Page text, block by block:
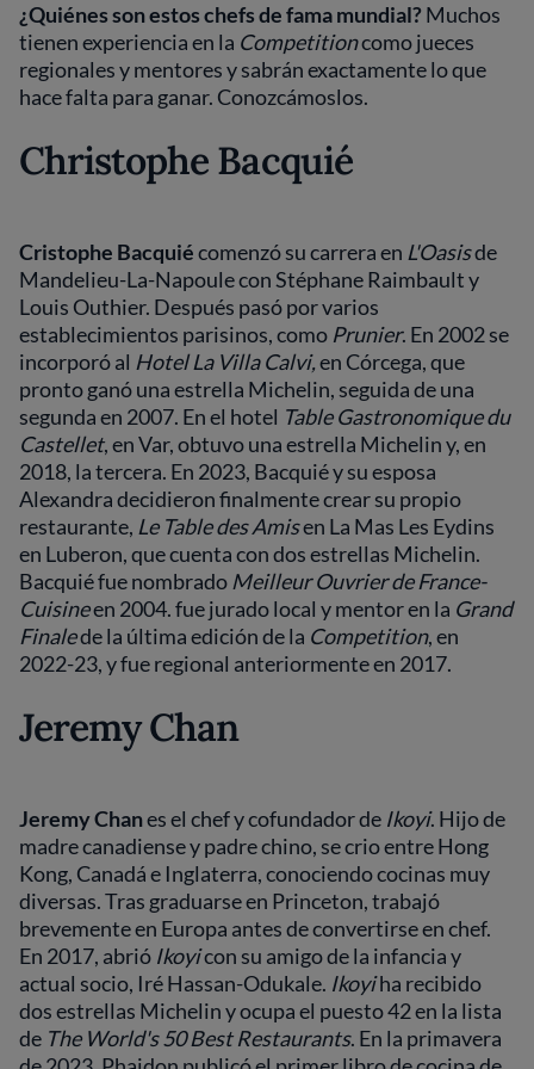
¿Quiénes son estos chefs de fama mundial? Muchos
tienen experiencia en la Competitioncomo jueces
regionales y mentores y sabrán exactamente lo que
hace falta para ganar. Conozcámoslos.
Christophe Bacquié
Cristophe Bacquiécomenzó su carrera en L'Oasisde
Mandelieu-La-Napoule con Stéphane Raimbault y
Louis Outhier. Después pasó por varios
establecimientos parisinos, como Prunier. En 2002 se
incorporó al Hotel La Villa Calvi,en Córcega, que
pronto ganó una estrella Michelin, seguida de una
segunda en 2007. En el hotel Table Gastronomique du
Castellet, en Var, obtuvo una estrella Michelin y, en
2018, la tercera. En 2023, Bacquié y su esposa
Alexandra decidieron finalmente crear su propio
restaurante, Le Table des Amisen La Mas Les Eydins
en Luberon, que cuenta con dos estrellas Michelin.
Bacquié fue nombrado Meilleur Ouvrier de France-
Cuisineen 2004. fue jurado local y mentor en la Grand
Finalede la última edición de la Competition, en
2022-23, y fue regional anteriormente en 2017.
Jeremy Chan
Jeremy Chanes el chef y cofundador de Ikoyi. Hijo de
madre canadiense y padre chino, se crio entre Hong
Kong, Canadá e Inglaterra, conociendo cocinas muy
diversas. Tras graduarse en Princeton, trabajó
brevemente en Europa antes de convertirse en chef.
En 2017, abrió Ikoyicon su amigo de la infancia y
actual socio, Iré Hassan-Odukale. Ikoyiha recibido
dos estrellas Michelin y ocupa el puesto 42 en la lista
de The World's 50 Best Restaurants. En la primavera